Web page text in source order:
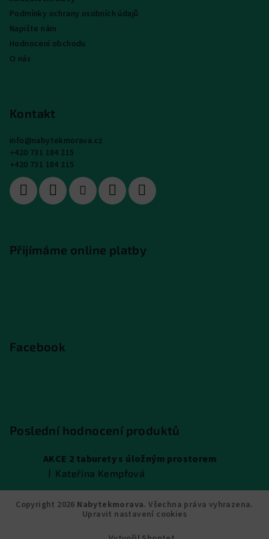
Podmínky ochrany osobních údajů
Napište nám
Hodnocení obchodu
O nás
Kontakt
info@nabytekmorava.cz
+420 731 184 215
+420 731 184 215
Přijímáme online platby
Facebook
Poslední hodnocení produktů
AKCE 2 taburety s úložným prostorem
Hodnocení produktu je 5 z 5 hvězdiček.
Kateřina Kempfová
Copyright 2026 Nabytekmorava. Všechna práva vyhrazena.
Upravit nastavení cookies